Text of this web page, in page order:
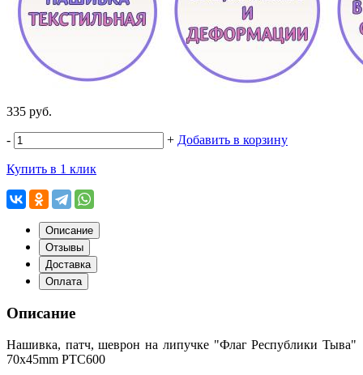
335 руб.
- + Добавить в корзину
Купить в 1 клик
Описание
Отзывы
Доставка
Оплата
Описание
Нашивка, патч, шеврон на липучке "Флаг Республики Тыва"
70x45mm PTC600